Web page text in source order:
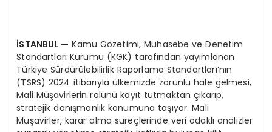
İSTANBUL — Kamu Gözetimi, Muhasebe ve Denetim
Standartları Kurumu (KGK) tarafından yayımlanan
Türkiye Sürdürülebilirlik Raporlama Standartları’nın
(TSRS) 2024 itibarıyla ülkemizde zorunlu hale gelmesi,
Mali Müşavirlerin rolünü kayıt tutmaktan çıkarıp,
stratejik danışmanlık konumuna taşıyor. Mali
Müşavirler, karar alma süreçlerinde veri odaklı analizler